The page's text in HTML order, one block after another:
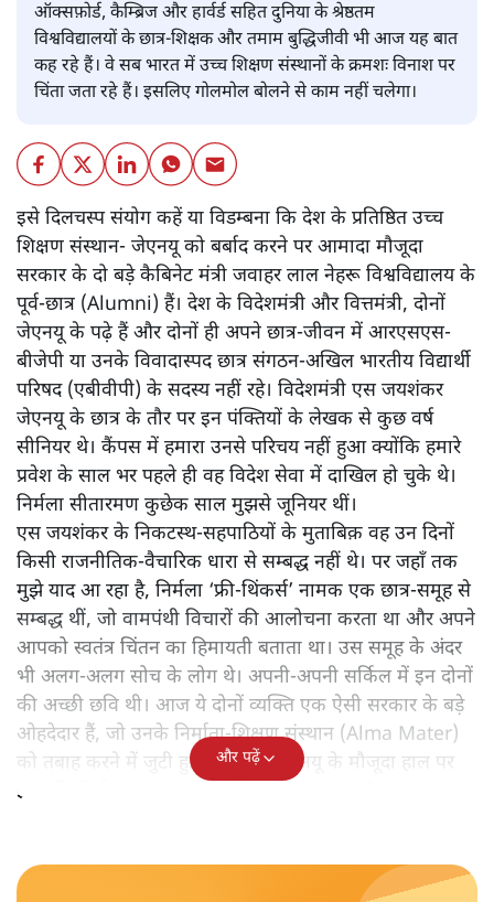
ऑक्सफ़ोर्ड, कैम्ब्रिज और हार्वर्ड सहित दुनिया के श्रेष्ठतम
विश्वविद्यालयों के छात्र-शिक्षक और तमाम बुद्धिजीवी भी आज यह बात
कह रहे हैं। वे सब भारत में उच्च शिक्षण संस्थानों के क्रमशः विनाश पर
चिंता जता रहे हैं। इसलिए गोलमोल बोलने से काम नहीं चलेगा।
इसे दिलचस्प संयोग कहें या विडम्बना कि देश के प्रतिष्ठित उच्च
शिक्षण संस्थान- जेएनयू को बर्बाद करने पर आमादा मौजूदा
सरकार के दो बड़े कैबिनेट मंत्री जवाहर लाल नेहरू विश्वविद्यालय के
पूर्व-छात्र (Alumni) हैं। देश के विदेशमंत्री और वित्तमंत्री, दोनों
जेएनयू के पढ़े हैं और दोनों ही अपने छात्र-जीवन में आरएसएस-
बीजेपी या उनके विवादास्पद छात्र संगठन-अखिल भारतीय विद्यार्थी
परिषद (एबीवीपी) के सदस्य नहीं रहे। विदेशमंत्री एस जयशंकर
जेएनयू के छात्र के तौर पर इन पंक्तियों के लेखक से कुछ वर्ष
सीनियर थे। कैंपस में हमारा उनसे परिचय नहीं हुआ क्योंकि हमारे
प्रवेश के साल भर पहले ही वह विदेश सेवा में दाखिल हो चुके थे।
निर्मला सीतारमण कुछेक साल मुझसे जूनियर थीं।
एस जयशंकर के निकटस्थ-सहपाठियों के मुताबिक़ वह उन दिनों
किसी राजनीतिक-वैचारिक धारा से सम्बद्ध नहीं थे। पर जहाँ तक
मुझे याद आ रहा है, निर्मला ‘फ्री-थिंकर्स’ नामक एक छात्र-समूह से
सम्बद्ध थीं, जो वामपंथी विचारों की आलोचना करता था और अपने
आपको स्वतंत्र चिंतन का हिमायती बताता था। उस समूह के अंदर
भी अलग-अलग सोच के लोग थे। अपनी-अपनी सर्किल में इन दोनों
की अच्छी छवि थी। आज ये दोनों व्यक्ति एक ऐसी सरकार के बड़े
ओहदेदार हैं, जो उनके निर्माता-शिक्षण संस्थान (Alma Mater)
को तबाह करने में जुटी हुई है। ऐसे में जेएनयू के मौजूदा हाल पर
इन मंत्रियों की हर राय-हर टिप्पणी का ख़ास महत्व है।
और पढ़ें